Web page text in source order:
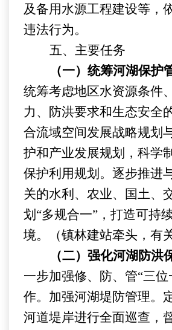
及备用水源工程建设等，
违法行为。
五、主要任务
（一）统筹河湖保护
统筹考虑地区水资源条件
力、防洪要求和生态安全
合流域空间发展战略规划
护和产业发展规划，科学
保护利用规划。逐步推进
关的水利 、农业、国土、
划 “多规合一” ， 打造可持
境。
（镇林建站牵头，有
（二） 强化河湖防洪
一步加强修、防、管“三
作。加强河湖堤防管理。
河道堤岸进行全面巡查，